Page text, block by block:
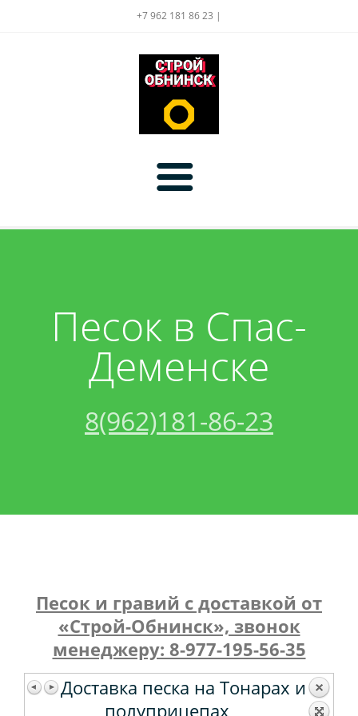
+7 962 181 86 23 |
Главная
Крошка
Торф
Бетон
Трал
Экскаватор
Миксер
Песок в Спас-
Деменске
8(962)181-86-23
Песок и гравий с доставкой от
«Строй-Обнинск», звонок
менеджеру: 8-977-195-56-35
Доставка песка на Тонарах и